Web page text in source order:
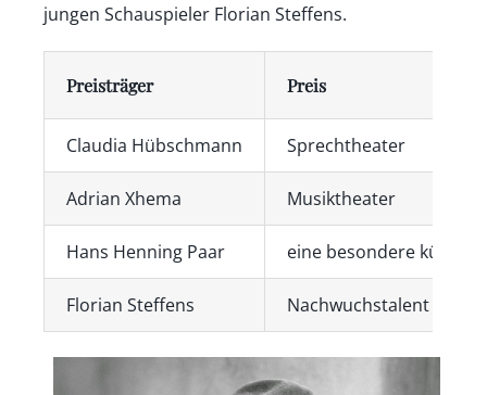
jungen Schauspieler Florian Steffens.
Preisträger Preis
Claudia Hübschmann Sprechtheater
Adrian Xhema Musiktheater
Hans Henning Paar eine besondere
Florian Steffens Nachwuchstalent